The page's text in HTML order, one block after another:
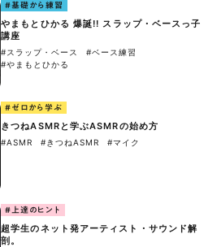
#基礎から練習
やまもとひかる 爆誕!! スラップ・ベースっ子
講座
#スラップ・ベース
#ベース練習
#やまもとひかる
#ゼロから学ぶ
きつねASMRと学ぶASMRの始め方
#ASMR #きつねASMR #マイク
#上達のヒント
超学生のネット発アーティスト・サウンド解
剖。